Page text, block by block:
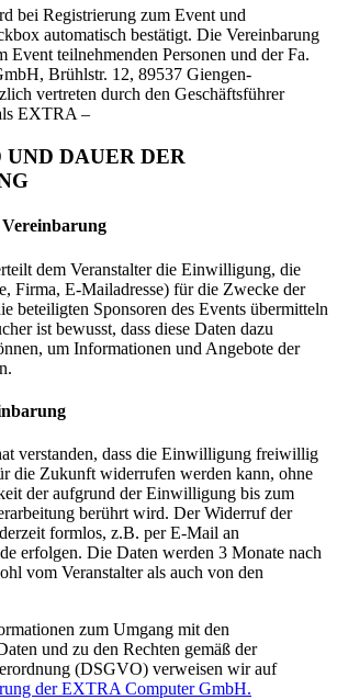
bei Registrierung zum Event und
automatisch bestätigt. Die Vereinbarung
Event teilnehmenden Personen und der Fa.
Brühlstr. 12, 89537 Giengen-
vertreten durch den Geschäftsführer
EXTRA –
UND DAUER DER
Vereinbarung
dem Veranstalter die Einwilligung, die
Firma, E-Mailadresse) für die Zwecke der
beteiligten Sponsoren des Events übermitteln
ist bewusst, dass diese Daten dazu
um Informationen und Angebote der
verstanden, dass die Einwilligung freiwillig
die Zukunft widerrufen werden kann, ohne
der aufgrund der Einwilligung bis zum
berührt wird. Der Widerruf der
formlos, z.B. per E-Mail an
erfolgen. Die Daten werden 3 Monate nach
vom Veranstalter als auch von den
zum Umgang mit den
und zu den Rechten gemäß der
(DSGVO) verweisen wir auf
der EXTRA Computer GmbH.